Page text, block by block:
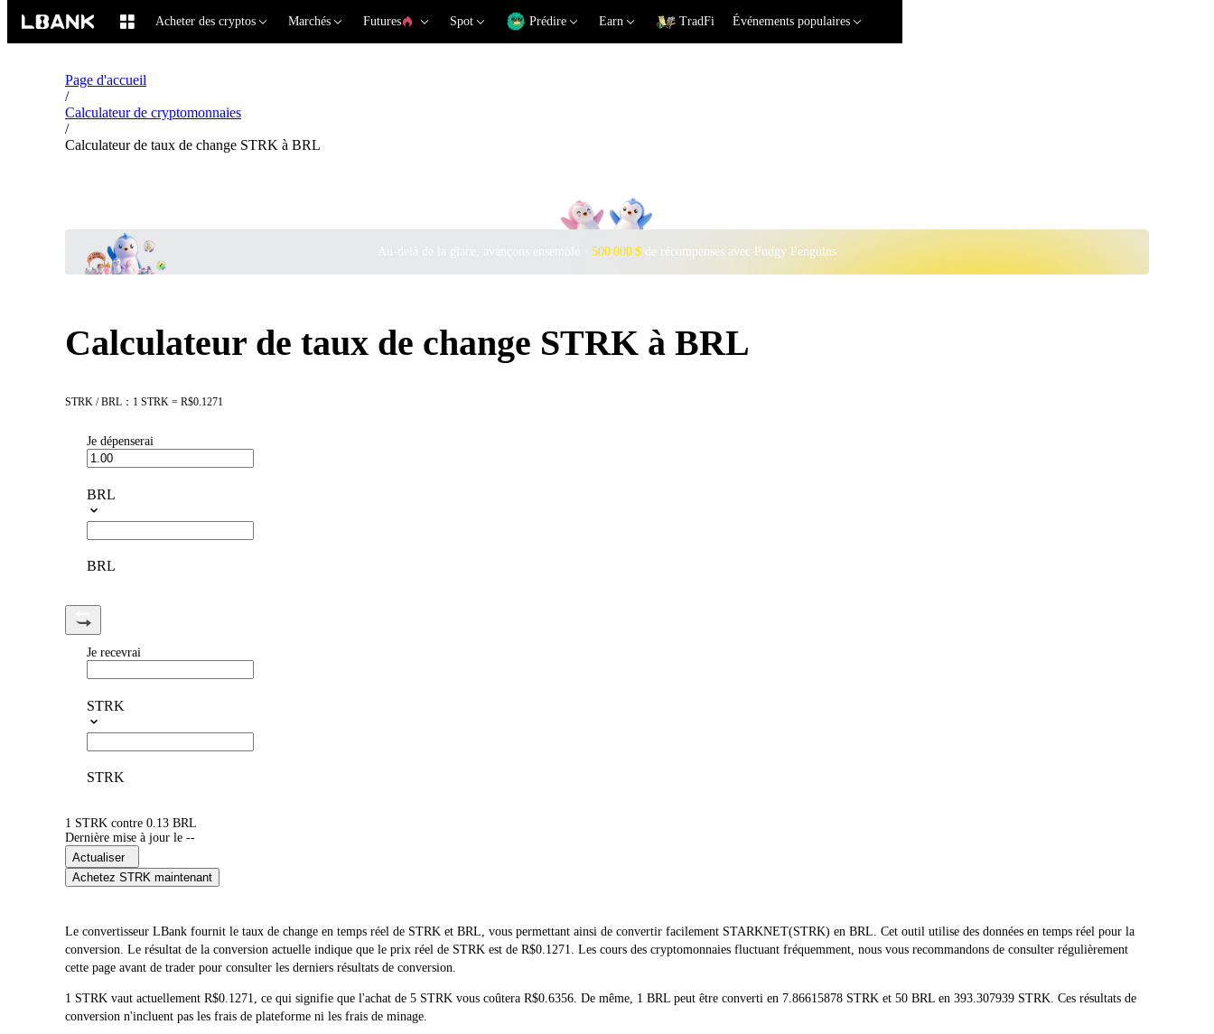
Acheter des cryptos Marchés Futures Spot Prédire Earn TradFi Événements populaires
Page d'accueil
/
Calculateur de cryptomonnaies
/
Calculateur de taux de change STRK à BRL
Au-delà de la glace, avançons ensemble · 500 000 $ de récompenses avec Pudgy Penguins
Calculateur de taux de change STRK à BRL
STRK / BRL：1 STRK = R$0.1271
Je dépenserai
BRL
BRL
Je recevrai
STRK
STRK
1 STRK contre 0.13 BRL
Dernière mise à jour le --
Actualiser
Achetez STRK maintenant
Le convertisseur LBank fournit le taux de change en temps réel de STRK et BRL, vous permettant ainsi de convertir facilement STARKNET(STRK) en BRL. Cet outil utilise des données en temps réel pour la
conversion. Le résultat de la conversion actuelle indique que le prix réel de STRK est de R$0.1271. Les cours des cryptomonnaies fluctuant fréquemment, nous vous recommandons de consulter régulièrement
cette page avant de trader pour consulter les derniers résultats de conversion.
1 STRK vaut actuellement R$0.1271, ce qui signifie que l'achat de 5 STRK vous coûtera R$0.6356. De même, 1 BRL peut être converti en 7.86615878 STRK et 50 BRL en 393.307939 STRK. Ces résultats de
conversion n'incluent pas les frais de plateforme ni les frais de minage.